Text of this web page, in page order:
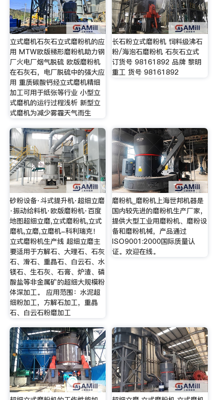
立式磨机石灰石立式磨粉机的应
用 MTW欧版梯形磨粉机助力钢
厂火电厂烟气脱硫 欧版磨粉机
在石灰石，电厂脱硫中的强大应
用 重质碳酸钙经立式磨机精细
加工可用于纸张等行业 小型立
式磨机的运行过程浅析 新型立
式磨机为减少雾霾天气而生
长石粉立式磨粉机 饲料级沸石
粉/海泡石磨粉机 石灰石立式
订货号 98161892 品牌 黎明
重工 货号 98161892
砂粉设备·斗式提升机·超细立磨
·振动给料机·欧版磨粉机·百度
地图超细立磨,立式磨粉机,立式
磨机,立磨,立磨机-科利瑞克！
立式磨粉机生产线 超细立磨主
要适用于方解石、大理石、石灰
石、滑石、重晶石、白云石、水
镁石、生石灰、石膏、炉渣、磷
酸盐等非金属矿的超细大规模粉
体深加工。 应用范围：水泥超
细粉加工，方解石加工，重晶
石、白云石粉磨加工
磨粉机_磨粉机上海世邦机器是
国内较先进的磨粉机生产厂家，
提供大型工业用磨粉机、磨粉设
备和磨粉机械，产品通过
ISO9001:2000国际质量认
证。欢迎在线。